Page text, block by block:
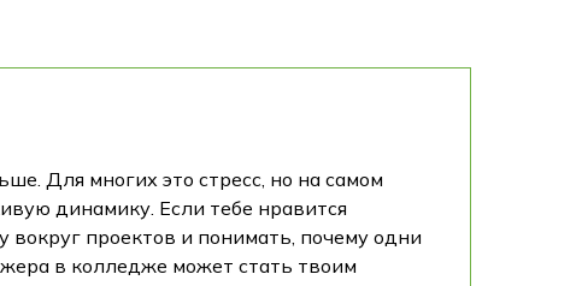
Для многих это стресс, но на самом
динамику. Если тебе нравится
проектов и понимать, почему одни
в колледже может стать твоим